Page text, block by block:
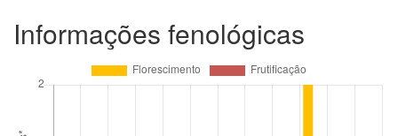
Informações fenológicas